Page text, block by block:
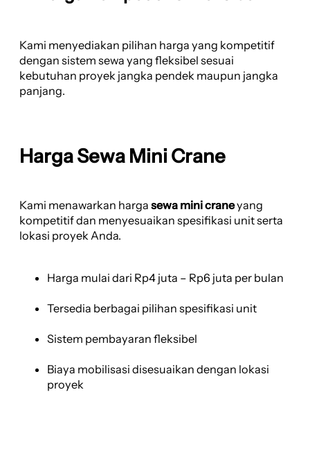
Kami menyediakan pilihan harga yang kompetitif
dengan sistem sewa yang fleksibel sesuai
kebutuhan proyek jangka pendek maupun jangka
panjang.
Harga Sewa Mini Crane
Kami menawarkan harga sewa mini craneyang
kompetitif dan menyesuaikan spesifikasi unit serta
lokasi proyek Anda.
Harga mulai dari Rp4 juta – Rp6 juta per bulan
Tersedia berbagai pilihan spesifikasi unit
Sistem pembayaran fleksibel
Biaya mobilisasi disesuaikan dengan lokasi
proyek